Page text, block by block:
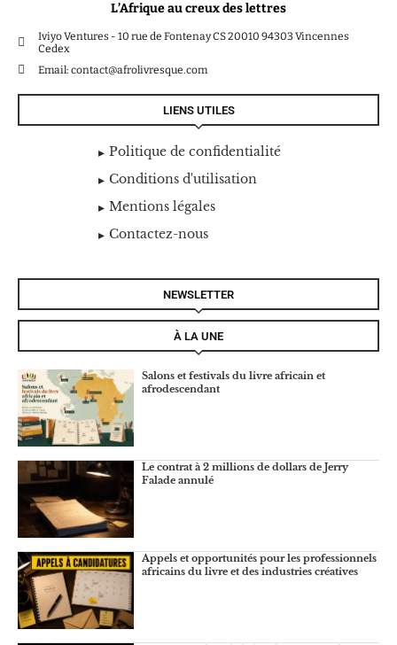
L’Afrique au creux des lettres
Iviyo Ventures - 10 rue de Fontenay CS 20010 94303 Vincennes
Cedex
Email: contact@afrolivresque.com
LIENS UTILES
Politique de confidentialité
Conditions d'utilisation
Mentions légales
Contactez-nous
NEWSLETTER
À LA UNE
Salons et festivals du livre africain et
afrodescendant
Le contrat à 2 millions de dollars de Jerry
Falade annulé
Appels et opportunités pour les professionnels
africains du livre et des industries créatives